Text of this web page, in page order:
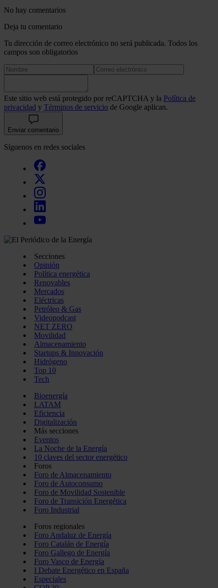
No hay comentarios
Deja tu comentario
Tu dirección de correo electrónico no será publicada. Todos los
campos son obligatorios
Este sitio web está protegido por reCAPTCHA y la Política de
privacidad y Términos de servicio de Google aplican.
Enviar comentario
Síguenos en redes sociales
Secciones
Opinión
Política energética
Renovables
Mercados
Eléctricas
Petróleo & Gas
Videopodcast
NET ZERO
Movilidad
Almacenamiento
Startups & Innovación
Hidrógeno
Top 10
Tech
Bioenergía
LATAM
Eficiencia
Digitalización
Más secciones
Eventos
La Noche de la Energía
10 claves del sector energético
Foros
Foro de Almacenamiento
Foro de Autoconsumo
Foro de Movilidad Sostenible
Foro de Transición Energética
Foro Industrial
Foros regionales
Foro Andaluz de Energía
Foro Catalán de Energía
Foro Gallego de Energía
Foro Vasco de Energía
I Debate Energético en España
Especiales